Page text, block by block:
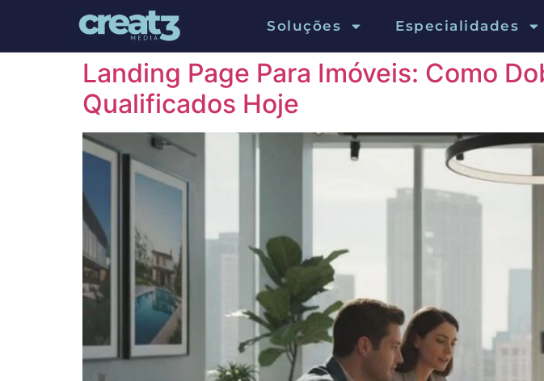
Soluções Especialidades
Categoria: Imobiliária
Landing Page Para Imóveis: Como
Qualificados Hoje